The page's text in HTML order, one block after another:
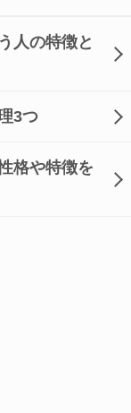
人の特徴と
3つ
格や特徴を